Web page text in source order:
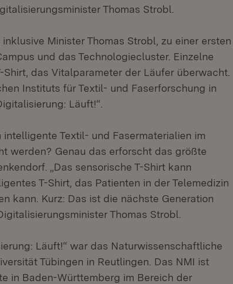
Thomas Strobl.
Minister Thomas Strobl, zu einer ersten
und das Technologiecluster. Einzelne
das Vitalparameter der Läufer überwacht.
Instituts für Textil- und Faserforschung in
Läuft!“.
Textil- und Fasermaterialien im
werden? Genau das erforscht das größte
„Das sensorische T-Shirt kann
T-Shirt, das Patienten in der Telemedizin
kann. Kurz: Das ist die nächste Generation
Thomas Strobl.
Läuft!“ war das Naturwissenschaftliche
Tübingen in Reutlingen. Das NMI ist
in Baden-Württemberg im Bereich der